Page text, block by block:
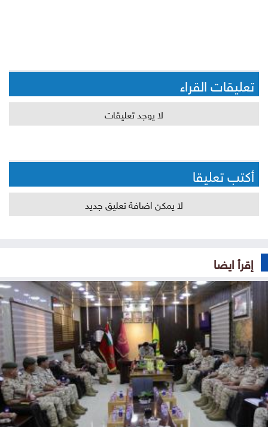
تعليقات القراء
لا يوجد تعليقات
أكتب تعليقا
لا يمكن اضافة تعليق جديد
إقرأ ايضا